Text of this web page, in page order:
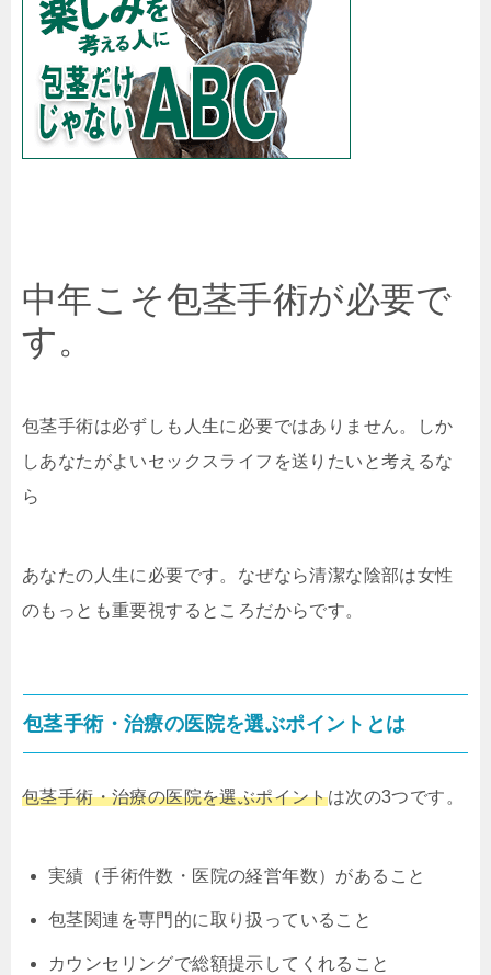
中年こそ包茎手術が必要で
す。
包茎手術は必ずしも人生に必要ではありません。しか
しあなたがよいセックスライフを送りたいと考えるな
ら
あなたの人生に必要です。なぜなら清潔な陰部は女性
のもっとも重要視するところだからです。
包茎手術・治療の医院を選ぶポイントとは
包茎手術・治療の医院を選ぶポイントは次の3つです。
実績（手術件数・医院の経営年数）があること
包茎関連を専門的に取り扱っていること
カウンセリングで総額提示してくれること